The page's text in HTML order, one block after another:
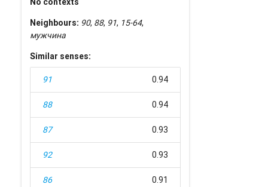
Neighbours: 90, 88, 91, 15-64,
мужчина
Similar senses:
91 0.94
88 0.94
87 0.93
92 0.93
86 0.91